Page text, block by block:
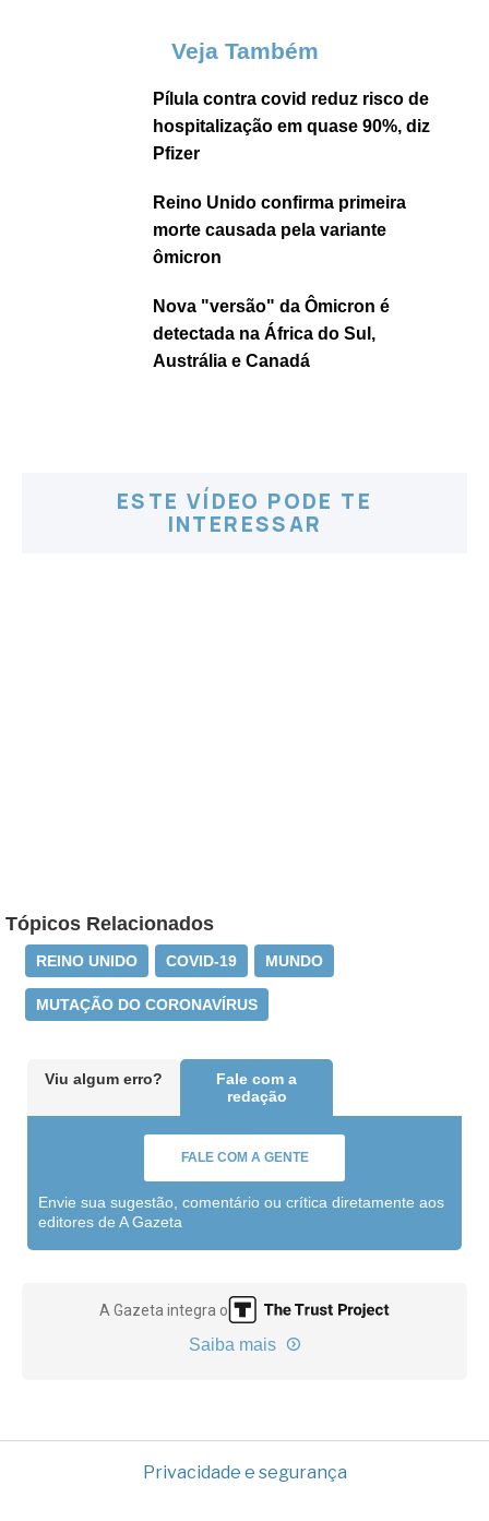
Veja Também
Pílula contra covid reduz risco de
hospitalização em quase 90%, diz
Pfizer
Reino Unido confirma primeira
morte causada pela variante
ômicron
Nova "versão" da Ômicron é
detectada na África do Sul,
Austrália e Canadá
ESTE VÍDEO PODE TE
INTERESSAR
Tópicos Relacionados
REINO UNIDO COVID-19 MUNDO
MUTAÇÃO DO CORONAVÍRUS
Viu algum erro?
Fale com a
redação
FALE COM A GENTE
Envie sua sugestão, comentário ou crítica diretamente aos
editores de A Gazeta
A Gazeta integra o
Saiba mais
Privacidade e segurança